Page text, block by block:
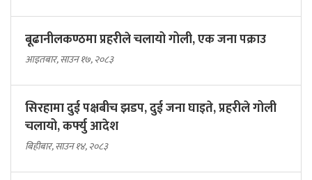
बूढानीलकण्ठमा प्रहरीले चलायो गोली, एक जना पक्राउ
आइतबार, साउन १७, २०८३
सिरहामा दुई पक्षबीच झडप, दुई जना घाइते, प्रहरीले गोली
चलायो, कर्फ्यु आदेश
बिहीबार, साउन १४, २०८३